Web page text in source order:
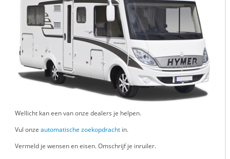
Wellicht kan een van onze dealers je helpen.
Vul onze automatische zoekopdracht in.
Vermeld je wensen en eisen. Omschrijf je inruiler.